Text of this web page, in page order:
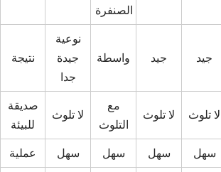
الصنفرة
نتيجة
نوعية
جيدة
جدا
واسطة جيد جيد
صديقة
للبيئة
لا تلوث
مع
التلوث
لا تلوث لا تلوث
عملية
سهل سهل سهل سهل